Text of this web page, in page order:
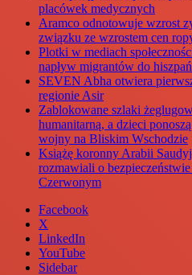
placówek medycznych
Aramco odnotowuje wzrost
związku ze wzrostem cen
Plotki w mediach
napływ migrantów do
SEVEN Abha otwiera
regionie Asir
Zablokowane szlaki
humanitarną, a dzieci
wojny na Bliskim Wschodzie
Książę koronny Arabii
rozmawiali o
Czerwonym
Facebook
X
LinkedIn
YouTube
Sidebar